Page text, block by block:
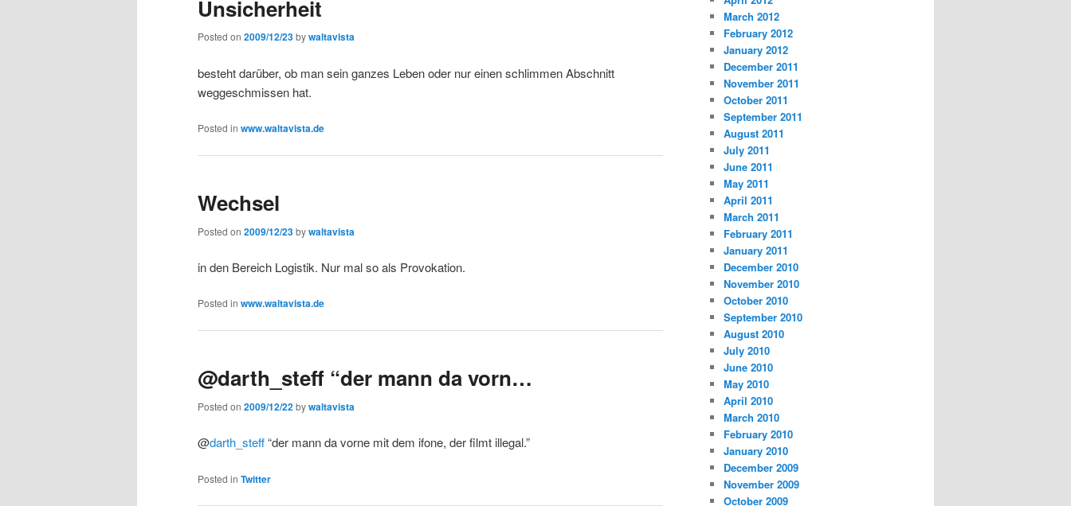
Unsicherheit
Posted on 2009/12/23bywaltavista
besteht darüber, ob man sein ganzes Leben oder nur einen schlimmen Abschnitt
weggeschmissen hat.
Posted in www.waltavista.de
Wechsel
Posted on 2009/12/23bywaltavista
in den Bereich Logistik. Nur mal so als Provokation.
Posted in www.waltavista.de
@darth_steff “der mann da vorn…
Posted on 2009/12/22bywaltavista
@darth_steff“der mann da vorne mit dem ifone, der filmt illegal.”
Posted in Twitter
March 2012
February 2012
January 2012
December 2011
November 2011
October 2011
September 2011
August 2011
July 2011
June 2011
May 2011
April 2011
March 2011
February 2011
January 2011
December 2010
November 2010
October 2010
September 2010
August 2010
July 2010
June 2010
May 2010
April 2010
March 2010
February 2010
January 2010
December 2009
November 2009
October 2009